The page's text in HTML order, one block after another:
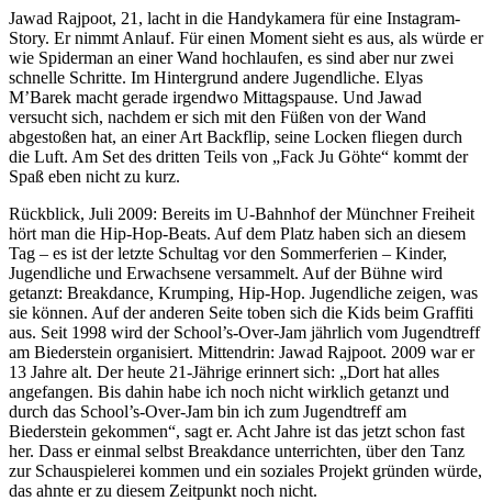
Jawad Rajpoot, 21, lacht in die Handykamera für eine Instagram-
Story. Er nimmt Anlauf. Für einen Moment sieht es aus, als würde er
wie Spiderman an einer Wand hochlaufen, es sind aber nur zwei
schnelle Schritte. Im Hintergrund andere Jugendliche. Elyas
M’Barek macht gerade irgendwo Mittagspause. Und Jawad
versucht sich, nachdem er sich mit den Füßen von der Wand
abgestoßen hat, an einer Art Backflip, seine Locken fliegen durch
die Luft. Am Set des dritten Teils von „Fack Ju Göhte“ kommt der
Spaß eben nicht zu kurz.
Rückblick, Juli 2009: Bereits im U-Bahnhof der Münchner Freiheit
hört man die Hip-Hop-Beats. Auf dem Platz haben sich an diesem
Tag – es ist der letzte Schultag vor den Sommerferien – Kinder,
Jugendliche und Erwachsene versammelt. Auf der Bühne wird
getanzt: Breakdance, Krumping, Hip-Hop. Jugendliche zeigen, was
sie können. Auf der anderen Seite toben sich die Kids beim Graffiti
aus. Seit 1998 wird der School’s-Over-Jam jährlich vom Jugendtreff
am Biederstein organisiert. Mittendrin: Jawad Rajpoot. 2009 war er
13 Jahre alt. Der heute 21-Jährige erinnert sich: „Dort hat alles
angefangen. Bis dahin habe ich noch nicht wirklich getanzt und
durch das School’s-Over-Jam bin ich zum Jugendtreff am
Biederstein gekommen“, sagt er. Acht Jahre ist das jetzt schon fast
her. Dass er einmal selbst Breakdance unterrichten, über den Tanz
zur Schauspielerei kommen und ein soziales Projekt gründen würde,
das ahnte er zu diesem Zeitpunkt noch nicht.